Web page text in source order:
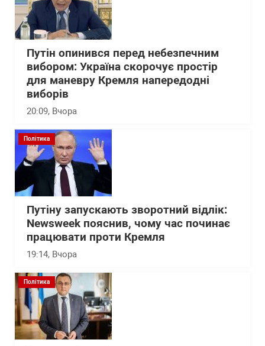
Путін опинився перед небезпечним
вибором: Україна скорочує простір
для маневру Кремля напередодні
виборів
20:09, Вчора
Політика
Путіну запускають зворотний відлік:
Newsweek пояснив, чому час починає
працювати проти Кремля
19:14, Вчора
Політика